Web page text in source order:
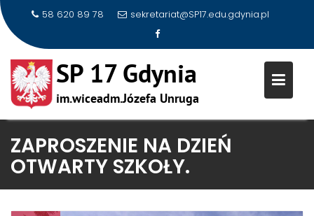
content
58 620 89 78 sekretariat@SP17.edu.gdynia.pl
ZAPROSZENIE NA DZIEŃ
OTWARTY SZKOŁY.